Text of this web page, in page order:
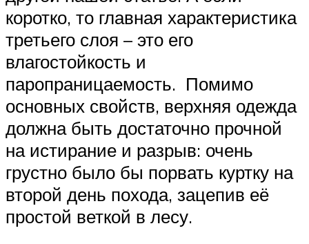
коротко, то главная характеристика
третьего слоя – это его
влагостойкость и
паропраницаемость. Помимо
основных свойств, верхняя одежда
должна быть достаточно прочной
на истирание и разрыв: очень
грустно было бы порвать куртку на
второй день похода, зацепив её
простой веткой в лесу.